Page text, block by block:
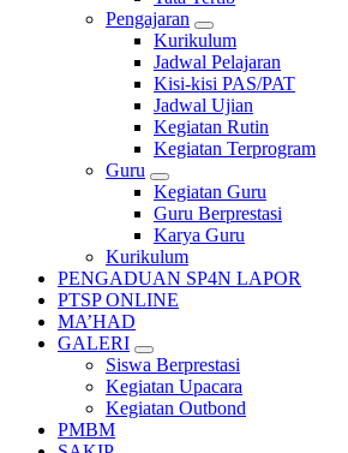
Pengajaran
Kurikulum
Jadwal Pelajaran
Kisi-kisi PAS/PAT
Jadwal Ujian
Kegiatan Rutin
Kegiatan Terprogram
Guru
Kegiatan Guru
Guru Berprestasi
Karya Guru
Kurikulum
PENGADUAN SP4N LAPOR
PTSP ONLINE
MA’HAD
GALERI
Siswa Berprestasi
Kegiatan Upacara
Kegiatan Outbond
PMBM